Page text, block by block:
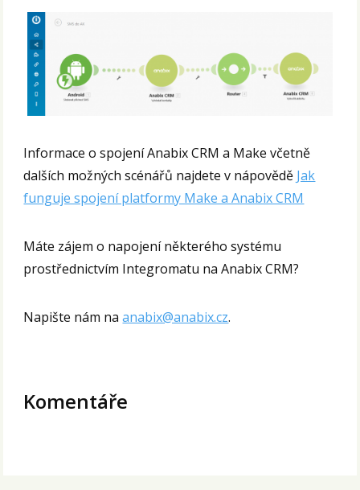
Informace o spojení Anabix CRM a Make včetně
dalších možných scénářů najdete v nápovědě Jak
funguje spojení platformy Make a Anabix CRM
Máte zájem o napojení některého systému
prostřednictvím Integromatu na Anabix CRM?
Napište nám naanabix@anabix.cz.
Komentáře